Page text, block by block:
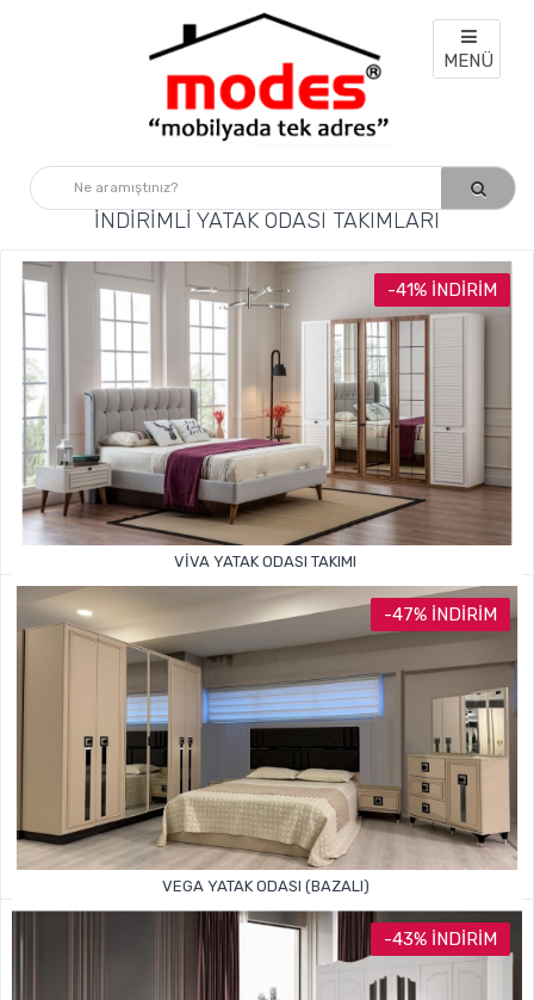
MENÜ
İNDIRIMLI YATAK ODASI TAKIMLARI
-41% İNDIRIM
VIVA YATAK ODASI TAKIMI
69.999TL
-47% İNDIRIM
VEGA YATAK ODASI (BAZALI)
95.000TL49.999TL
-43% İNDIRIM